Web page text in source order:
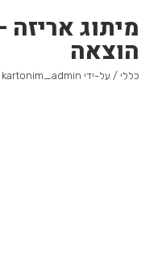
מיתוג
הוצאה
כללי / על-ידי kartonim_admin